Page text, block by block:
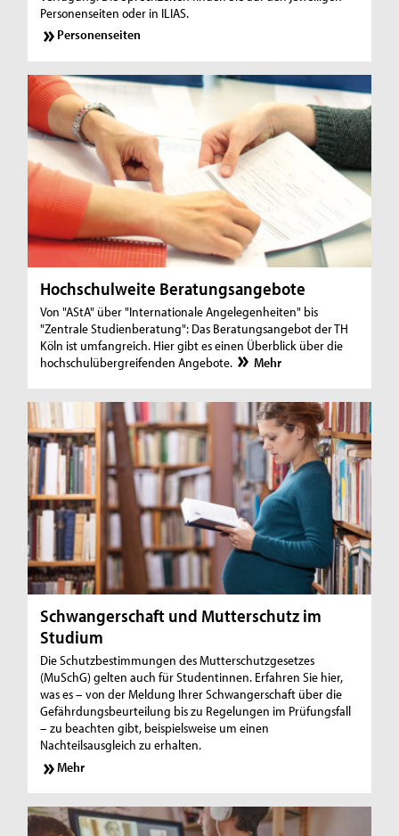
Personenseiten oder in ILIAS.
Personenseiten
Hochschulweite Beratungsangebote
Von "AStA" über "Internationale Angelegenheiten" bis
"Zentrale Studienberatung": Das Beratungsangebot der TH
Köln ist umfangreich. Hier gibt es einen Überblick über die
hochschulübergreifenden Angebote.
Mehr
Schwangerschaft und Mutterschutz im
Studium
Die Schutzbestimmungen des Mutterschutzgesetzes
(MuSchG) gelten auch für Studentinnen. Erfahren Sie hier,
was es – von der Meldung Ihrer Schwangerschaft über die
Gefährdungsbeurteilung bis zu Regelungen im Prüfungsfall
– zu beachten gibt, beispielsweise um einen
Nachteilsausgleich zu erhalten.
Mehr